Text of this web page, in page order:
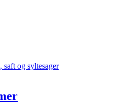
saft og syltesager